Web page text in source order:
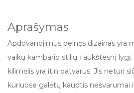
Aprašymas
Apdovanojimus pelnęs dizainas yra
vaikų kambario stilių į aukštesnį
kilimėlis yra itin patvarus. Jis neturi
kuriuose galėtų kauptis nešvarumai